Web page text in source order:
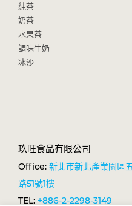
純茶
奶茶
水果茶
調味牛奶
冰沙
玖旺食品有限公司
Office: 新北市新北產業園區
路51號1樓
TEL: +886-2-2298-3149